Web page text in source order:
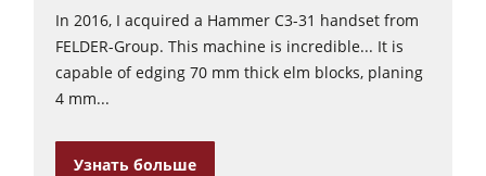
In 2016, I acquired a Hammer C3-31 handset from
FELDER-Group. This machine is incredible... It is
capable of edging 70 mm thick elm blocks, planing
4 mm...
Узнать больше